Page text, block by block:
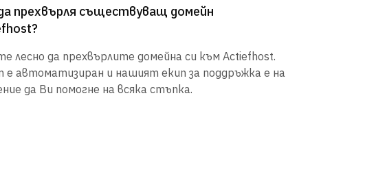
прехвърля съществуващ домейн
лесно да прехвърлите домейна си към Actiefhost.
е автоматизиран и нашият екип за поддръжка е на
да Ви помогне на всяка стъпка.